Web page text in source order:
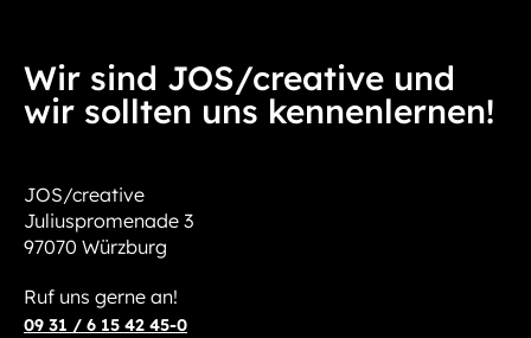
Wir sind JOS/creative und
wir sollten uns kennenlernen!
JOS/creative
Juliuspromenade 3
97070 Würzburg
Ruf uns gerne an!
09 31 / 6 15 42 45-0